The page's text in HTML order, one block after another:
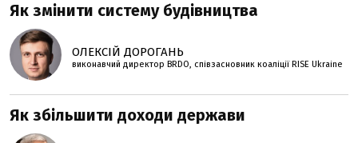
Як змінити систему будівництва
ОЛЕКСІЙ ДОРОГАНЬ
виконавчий директор BRDO, співзасновник коаліції RISE Ukraine
Як збільшити доходи держави